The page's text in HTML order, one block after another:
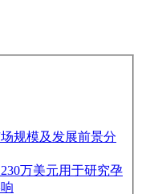
规模及发展前景分
万美元用于研究孕